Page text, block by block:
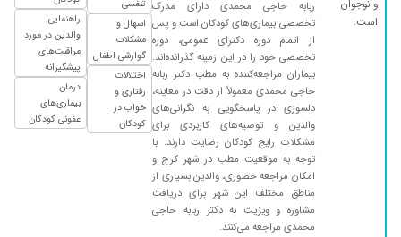
و نوجوان
است.
ربابه حاجی محمدی دارای مدرک
تخصصی بیماری‌های کودکان است و پس
از اتمام دوره دکترای عمومی، دوره
تخصصی خود را در این زمینه گذرانده‌اند.
بیماران مراجعه‌کننده به مطب دکتر ربابه
حاجی محمدی معمولاً از دقت در معاینه،
دلسوزی در پاسخگویی به نگرانی‌های
والدین و توصیه‌های کاربردی برای
مشکلات رایج کودکان رضایت دارند. با
توجه به موقعیت مطب در شهر کرج و
امکان مراجعه حضوری، والدین بسیاری از
مناطق مختلف این شهر برای دریافت
مشاوره و ویزیت به دکتر ربابه حاجی
محمدی مراجعه می‌کنند.
تنفسی
اسهال و
مشکلات
گوارشی اطفال
اختلالات
رفتاری و
خواب در
کودکان
راهنمایی
والدین در مورد
مراقبت‌های
پیشگیرانه
درمان
بیماری‌های
عفونی کودکان